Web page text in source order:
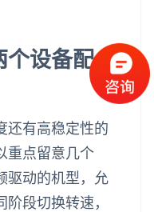
个设备配
还有高稳定性的
重点留意几个
驱动的机型，允
段切换转速，